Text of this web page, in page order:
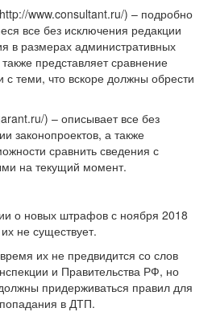
www.consultant.ru/) – подробно
все без исключения редакции
в размерах административных
представляет сравнение
теми, что вскоре должны обрести
) – описывает все без
законопроектов, а также
сравнить сведения с
на текущий момент.
о новых штрафов с ноября 2018
не существует.
их не предвидится со слов
и Правительства РФ, но
придерживаться правил для
в ДТП.